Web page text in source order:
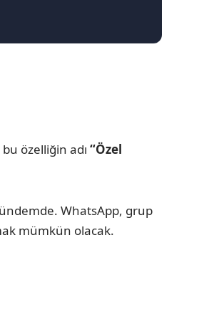
özelliğin adı “Özel
WhatsApp, grup
mümkün olacak.